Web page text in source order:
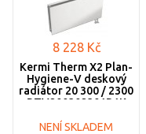
8 228 Kč
Kermi Therm X2 Plan-
Hygiene-V deskový
radiátor 20 300 / 2300
PTV200302301R1K
NENÍ SKLADEM